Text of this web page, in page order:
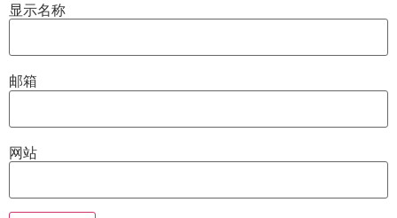
显示名称
邮箱
网站